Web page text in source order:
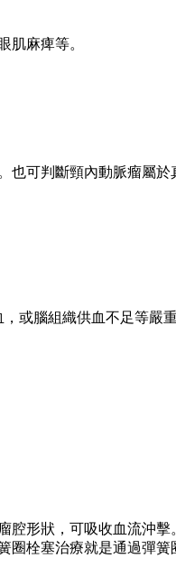
肌麻痺等。
可判斷頸內動脈瘤屬於
或腦組織供血不足等嚴
形狀，可吸收血流沖
栓塞治療就是通過彈